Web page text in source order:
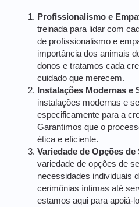
Profissionalismo e
treinada para lidar com
de profissionalismo e
importância dos animais
donos e tratamos cada
cuidado que merecem.
Instalações Modernas e
instalações modernas e
especificamente para a
Garantimos que o
ética e eficiente.
Variedade de Opções de
variedade de opções de
necessidades individuais
cerimônias íntimas até
estamos aqui para apoiá-